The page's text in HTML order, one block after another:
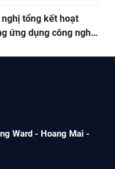
nghị tổng kết hoạt
ứng dụng công nghệ
Ward - Hoang Mai -